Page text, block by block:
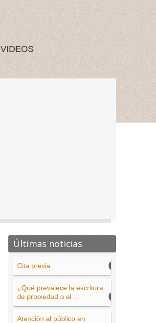
VIDEOS
Últimas noticias
Cita previa
¿Qué prevalece la escritura
de propiedad o el ...
Atención al público en